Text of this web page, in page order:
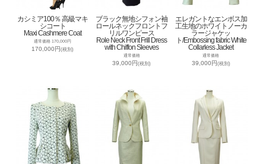
カシミア100％ 高級マキ
シコート
Maxi Cashmere Coat
通常価格 170,000円
170,000円(税別)
ブラック無地シフォン袖
ロールネックフロントフ
リルワンピース
Role Neck Front Frill Dress
with Chiffon Sleeves
通常価格
39,000円(税別)
エレガントなエンボス加
工生地のホワイトノーカ
ラージャケッ
ト/Embossing fabric White
Collarless Jacket
通常価格
39,000円(税別)